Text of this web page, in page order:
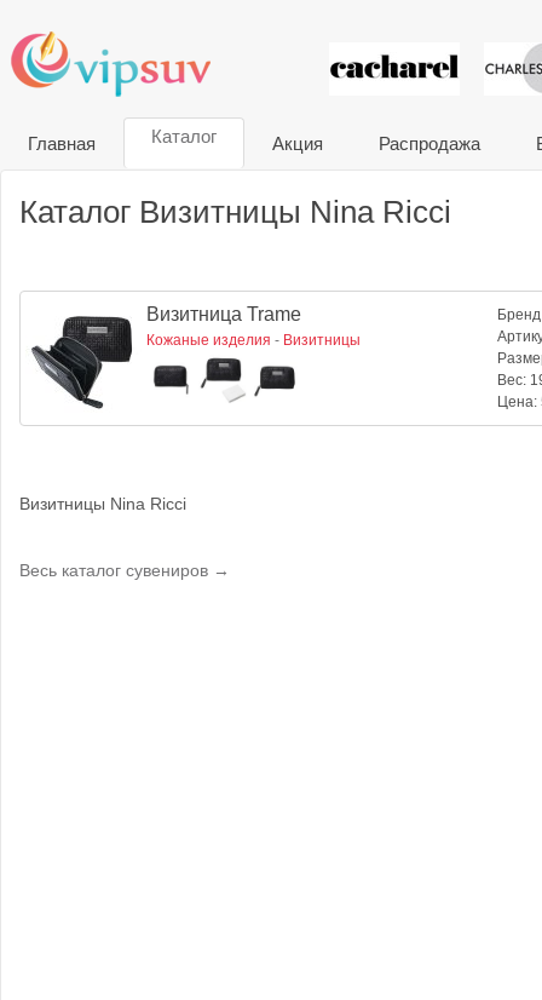
VIP
Главная Каталог Акция Распродажа
Каталог Визитницы Nina Ricci
Визитница Trame
Кожаные изделия - Визитницы
Вес:
Цена:
Визитницы Nina Ricci
Весь каталог сувениров →